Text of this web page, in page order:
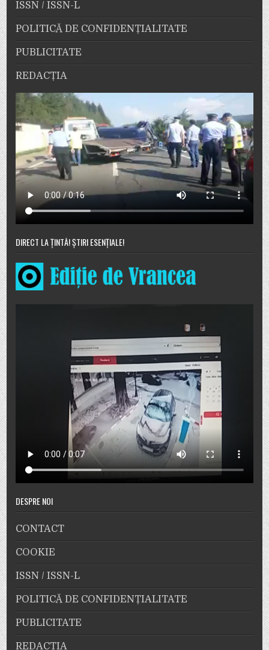
ISSN / ISSN-L
POLITICĂ DE CONFIDENȚIALITATE
PUBLICITATE
REDACȚIA
DIRECT LA ȚINTĂ! ȘTIRI ESENȚIALE!
DESPRE NOI
CONTACT
COOKIE
ISSN / ISSN-L
POLITICĂ DE CONFIDENȚIALITATE
PUBLICITATE
REDACȚIA